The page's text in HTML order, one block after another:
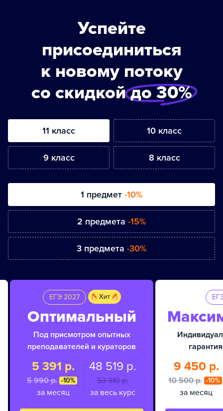
Успейте
присоединиться
к новому потоку
со скидкойдо 30%
11 класс 10 класс
9 класс 8 класс
1 предмет -10%
2 предмета -15%
3 предмета -30%
ЕГЭ 2027
Оптимальный
Под присмотром опытных
преподавателей и кураторов
5 391 р.
5 990 p. -10%
за месяц
48 519 р.
53 910 p.
за весь курс
9 450 р.
10 500 p. -10%
за месяц